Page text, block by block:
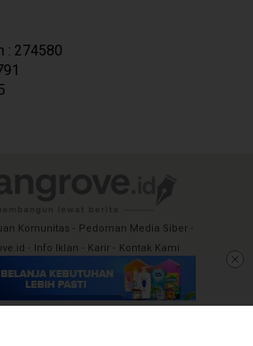
: 274580
Komunitas
Pedoman Media Siber
Info Iklan Karir Kontak Kami